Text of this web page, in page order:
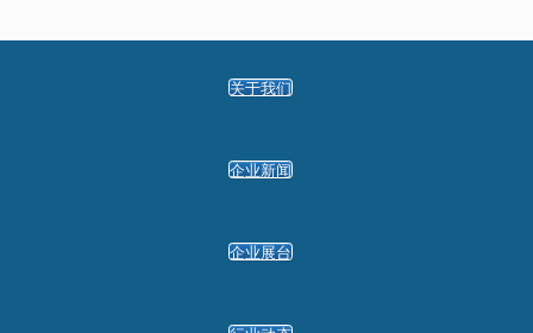
关于我们
企业新闻
企业展台